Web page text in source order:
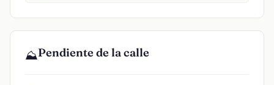
⛰️Pendiente de la calle